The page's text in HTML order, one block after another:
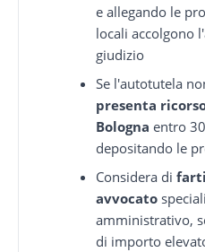
e allegando le
locali accolgono
giudizio
Se l'autotutela
presenta
Bologna entro
depositando le
Considera di
avvocato
amministrativo,
di importo